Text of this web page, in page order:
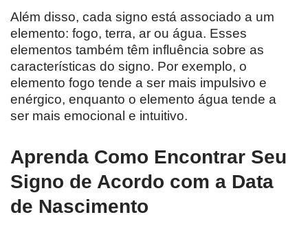
Além disso, cada signo está associado a um
elemento: fogo, terra, ar ou água. Esses
elementos também têm influência sobre as
características do signo. Por exemplo, o
elemento fogo tende a ser mais impulsivo e
enérgico, enquanto o elemento água tende a
ser mais emocional e intuitivo.
Aprenda Como Encontrar Seu
Signo de Acordo com a Data
de Nascimento